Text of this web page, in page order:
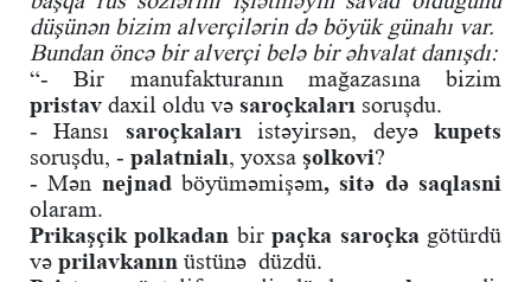
düşünən bizim alverçilərin də böyük günahı var.
Bundan öncə bir alverçi belə bir əhvalat danışdı:
“- Bir manufakturanın mağazasına bizim
pristav daxil oldu və saroçkaları soruşdu.
- Hansı saroçkaları istəyirsən, deyəkupets
soruşdu, - palatnialı, yoxsa şolkovi?
- Mən nejnadböyüməmişəm, sitə də saqlasni
olaram.
Prikaşçik polkadan birpaçka saroçka götürdü
və prilavkanın üstünə düzdü.